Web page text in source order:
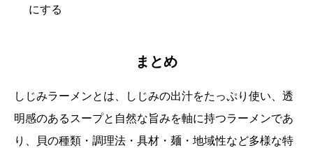
にする
まとめ
しじみラーメンとは、しじみの出汁をたっぷり使い、透
明感のあるスープと自然な旨みを軸に持つラーメンであ
り、貝の種類・調理法・具材・麺・地域性など多様な特